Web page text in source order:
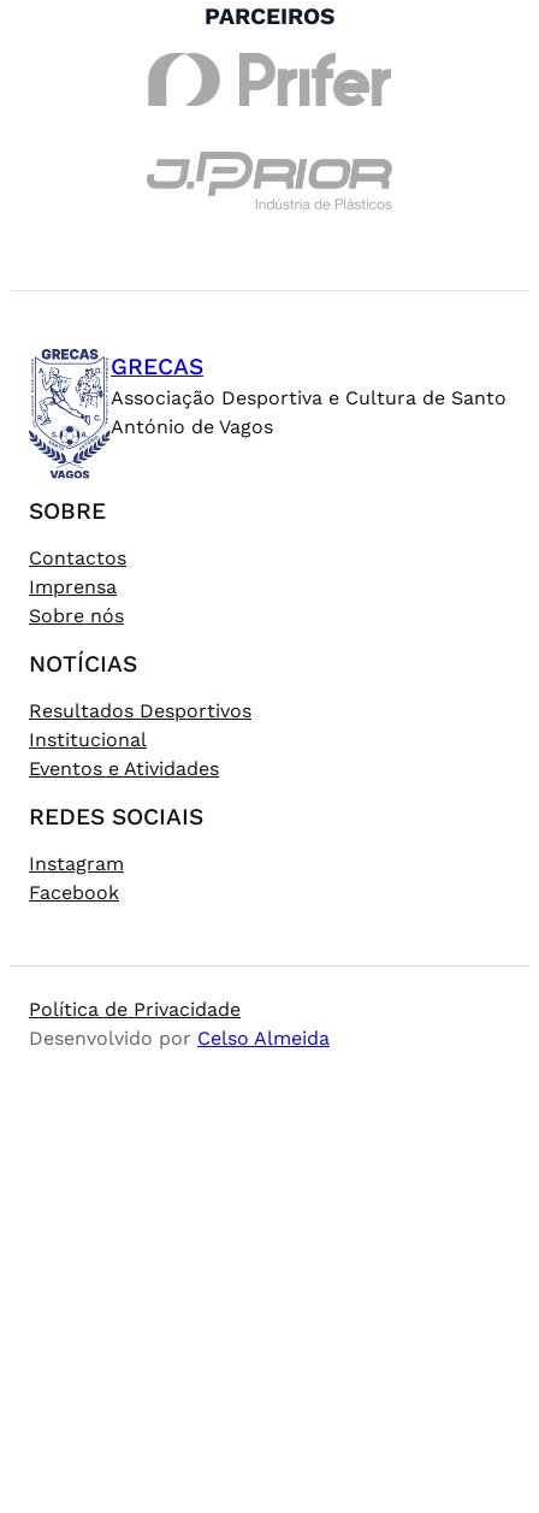
PARCEIROS
GRECAS
Associação Desportiva e Cultura de Santo
António de Vagos
SOBRE
Contactos
Imprensa
Sobre nós
NOTÍCIAS
Resultados Desportivos
Institucional
Eventos e Atividades
REDES SOCIAIS
Instagram
Facebook
Política de Privacidade
Desenvolvido por Celso Almeida